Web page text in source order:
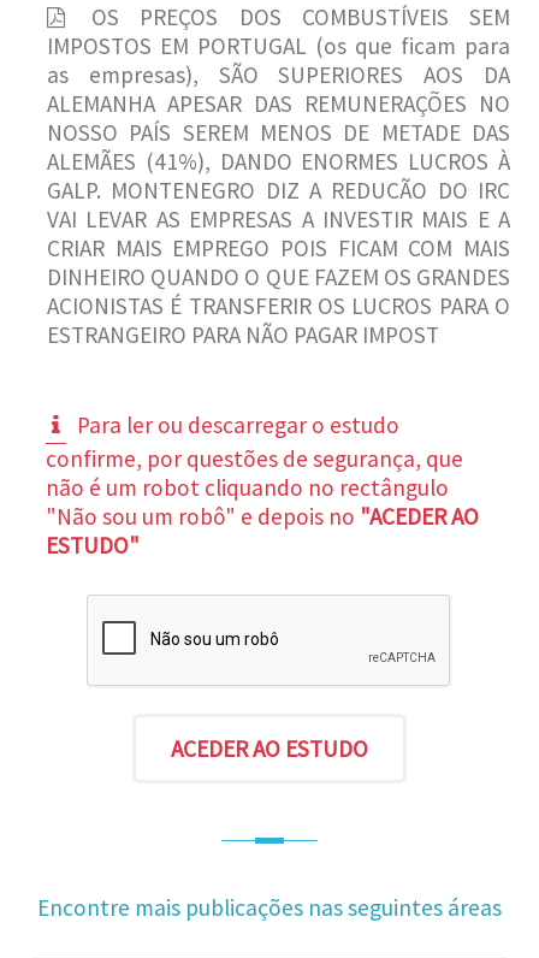
OS PREÇOS DOS COMBUSTÍVEIS SEM
IMPOSTOS EM PORTUGAL (os que ficam para
as empresas), SÃO SUPERIORES AOS DA
ALEMANHA APESAR DAS REMUNERAÇÕES NO
NOSSO PAÍS SEREM MENOS DE METADE DAS
ALEMÃES (41%), DANDO ENORMES LUCROS À
GALP. MONTENEGRO DIZ A REDUCÃO DO IRC
VAI LEVAR AS EMPRESAS A INVESTIR MAIS E A
CRIAR MAIS EMPREGO POIS FICAM COM MAIS
DINHEIRO QUANDO O QUE FAZEM OS GRANDES
ACIONISTAS É TRANSFERIR OS LUCROS PARA O
ESTRANGEIRO PARA NÃO PAGAR IMPOST
Para ler ou descarregar o estudo
confirme, por questões de segurança, que
não é um robot cliquando no rectângulo
"Não sou um robô" e depois no "ACEDER AO
ESTUDO"
Encontre mais publicações nas seguintes áreas